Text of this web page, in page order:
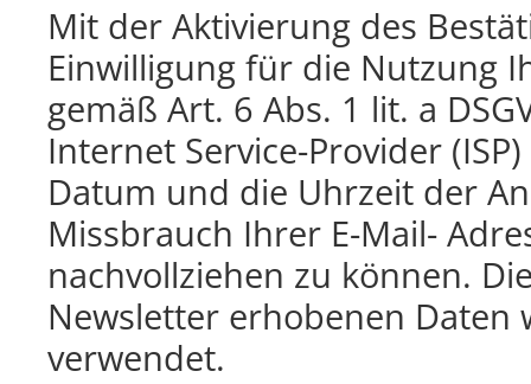
Mit der Aktivierung des
Einwilligung für die Nutzung
gemäß Art. 6 Abs. 1 lit. a
Internet Service-Provider
Datum und die Uhrzeit der
Missbrauch Ihrer E-Mail-
nachvollziehen zu können.
Newsletter erhobenen Daten
verwendet.